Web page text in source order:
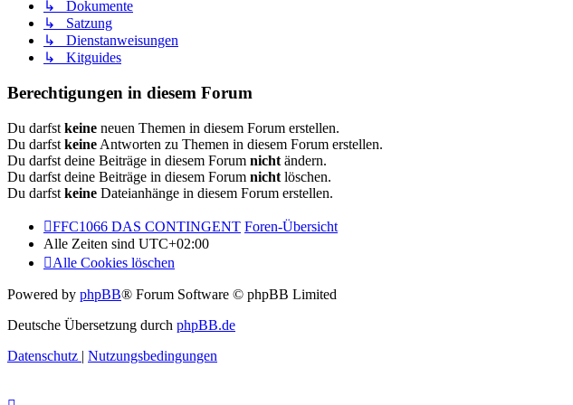
↳ Dokumente
↳ Satzung
↳ Dienstanweisungen
↳ Kitguides
Berechtigungen in diesem Forum
Du darfst keine neuen Themen in diesem Forum erstellen.
Du darfst keine Antworten zu Themen in diesem Forum erstellen.
Du darfst deine Beiträge in diesem Forum nicht ändern.
Du darfst deine Beiträge in diesem Forum nicht löschen.
Du darfst keine Dateianhänge in diesem Forum erstellen.
FFC1066 DAS CONTINGENT Foren-Übersicht
Alle Zeiten sind UTC+02:00
Alle Cookies löschen
Powered by phpBB® Forum Software © phpBB Limited
Deutsche Übersetzung durch phpBB.de
Datenschutz | Nutzungsbedingungen